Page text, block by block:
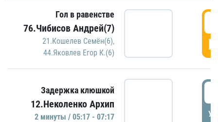
Гол в равенстве
76.Чибисов Андрей(7)
21.Кошелев Семён(6),
44.Яковлев Егор К.(6)
Задержка клюшкой
12.Неколенко Архип
2 минуты / 05:17 - 07:17